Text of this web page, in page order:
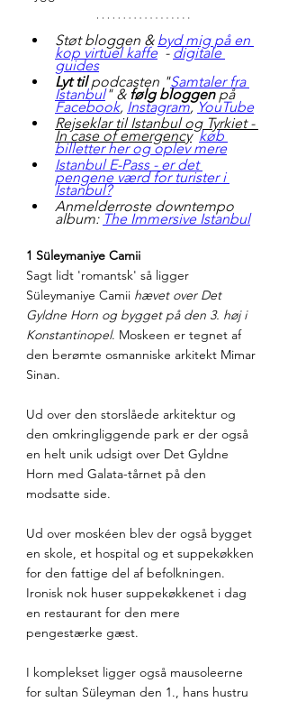
Støt bloggen & byd mig på en
kop virtuel kaffe - digitale
guides
Lyt til podcasten "Samtaler fra
Istanbul" & følg bloggen på
Facebook, Instagram, YouTube
Rejseklar til Istanbul og Tyrkiet -
In case of emergency køb
billetter her og oplev mere
Istanbul E-Pass - er det
pengene værd for turister i
Istanbul?
Anmelderroste downtempo
album: The Immersive Istanbul
1 Süleymaniye Camii
Sagt lidt 'romantsk' så ligger
Süleymaniye Camii hævet over Det
Gyldne Horn og bygget på den 3. høj i
Konstantinopel. Moskeen er tegnet af
den berømte osmanniske arkitekt Mimar
Sinan.
Ud over den storslåede arkitektur og
den omkringliggende park er der også
en helt unik udsigt over Det Gyldne
Horn med Galata-tårnet på den
modsatte side.
Ud over moskéen blev der også bygget
en skole, et hospital og et suppekøkken
for den fattige del af befolkningen.
Ironisk nok huser suppekøkkenet i dag
en restaurant for den mere
pengestærke gæst.
I komplekset ligger også mausoleerne
for sultan Süleyman den 1., hans hustru